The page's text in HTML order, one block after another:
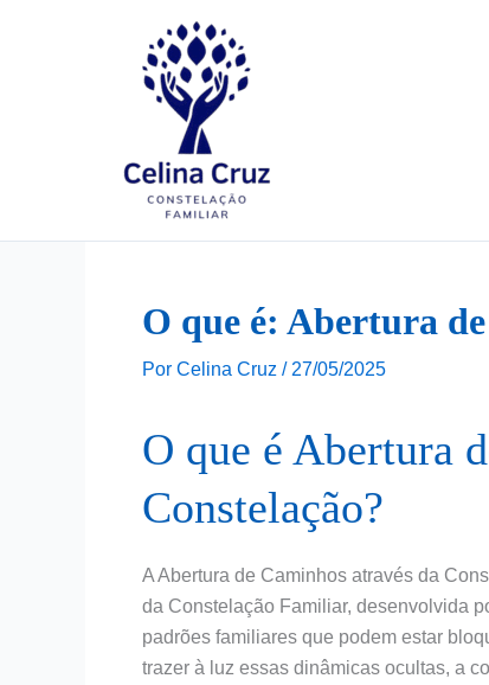
O que é: Abertura
Por Celina Cruz / 27/05/2025
O que é Abertura
Constelação?
A Abertura de Caminhos através da
da Constelação Familiar, desenvolvida
padrões familiares que podem estar
trazer à luz essas dinâmicas ocultas, a